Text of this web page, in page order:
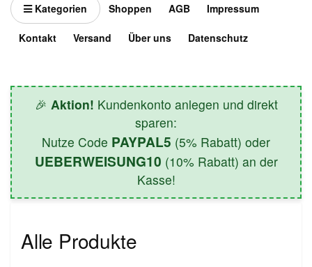
Kategorien Shoppen AGB Impressum
Kontakt Versand Über uns Datenschutz
🎉 Aktion! Kundenkonto anlegen und direkt
sparen:
Nutze Code PAYPAL5 (5% Rabatt) oder
UEBERWEISUNG10 (10% Rabatt) an der
Kasse!
Alle Produkte